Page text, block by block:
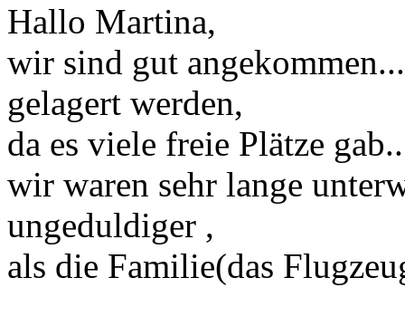
Hallo Martina,
wir sind gut
gelagert werden,
da es viele freie Plätze
wir waren sehr lange
ungeduldiger ,
als die Familie(das